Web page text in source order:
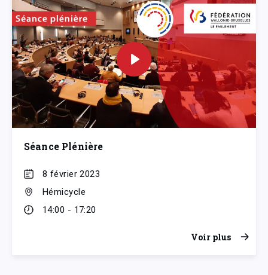
Séance Plénière
8 février 2023
Hémicycle
14:00 - 17:20
Voir plus